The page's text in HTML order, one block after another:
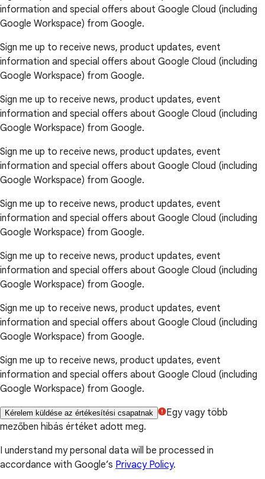
information and special offers about Google Cloud (including
Google Workspace) from Google.
Sign me up to receive news, product updates, event
information and special offers about Google Cloud (including
Google Workspace) from Google.
Sign me up to receive news, product updates, event
information and special offers about Google Cloud (including
Google Workspace) from Google.
Sign me up to receive news, product updates, event
information and special offers about Google Cloud (including
Google Workspace) from Google.
Sign me up to receive news, product updates, event
information and special offers about Google Cloud (including
Google Workspace) from Google.
Sign me up to receive news, product updates, event
information and special offers about Google Cloud (including
Google Workspace) from Google.
Sign me up to receive news, product updates, event
information and special offers about Google Cloud (including
Google Workspace) from Google.
Sign me up to receive news, product updates, event
information and special offers about Google Cloud (including
Google Workspace) from Google.
Kérelem küldése az értékesítési csapatnak
Egy vagy több
mezőben hibás értéket adott meg.
I understand my personal data will be processed in
accordance with Google’s Privacy Policy.